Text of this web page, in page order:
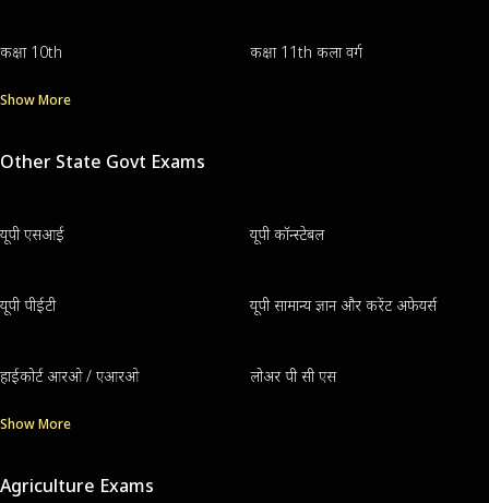
कक्षा 10th कक्षा 11th कला वर्ग
Show More
Other State Govt Exams
यूपी एसआई यूपी कॉन्स्टेबल
यूपी पीईटी यूपी सामान्य ज्ञान और करेंट अफेयर्स
हाईकोर्ट आरओ / एआरओ लोअर पी सी एस
Show More
Agriculture Exams